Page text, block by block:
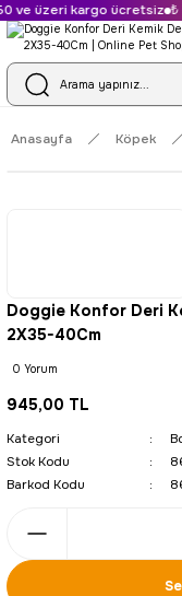
ve üzeri kargo ücretsiz ₺
Anasayfa Köpek
Doggie Konfor Deri
2X35-40Cm
0 Yorum
945,00 TL
Kategori
Stok Kodu
Barkod Kodu